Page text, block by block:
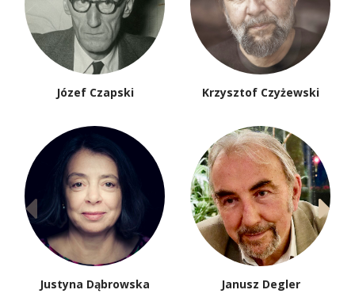
Józef Czapski Krzysztof Czyżewski
Justyna Dąbrowska Janusz Degler